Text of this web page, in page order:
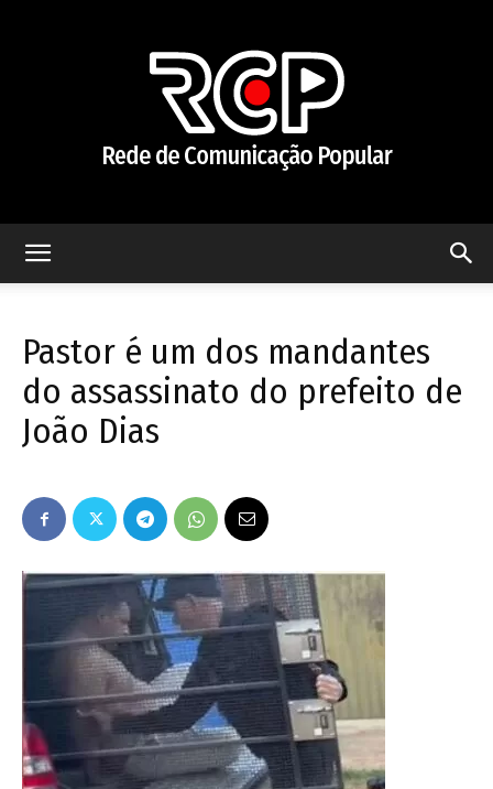
Popular
AL
Pastor é um dos mandantes
do assassinato do prefeito de
João Dias